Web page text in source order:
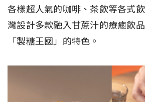
各樣超人氣的咖啡、茶飲等各式
灣設計多款融入甘蔗汁的療癒飲
「製糖王國」的特色。